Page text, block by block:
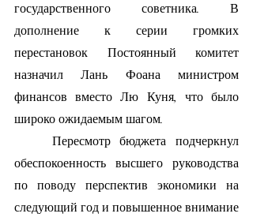
государственного советника. В
дополнение к серии громких
перестановок Постоянный комитет
назначил Лань Фоана министром
финансов вместо Лю Куня, что было
широко ожидаемым шагом.
обеспокоенность высшего руководства
по поводу перспектив экономики на
следующий год и повышенное внимание